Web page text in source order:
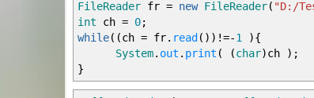
FileReader fr = new FileReader( "D:/
int ch = 0;
while( (ch = fr. read ( ) ) !=-1 ){
System. out . print ( (char)ch ) ;
}